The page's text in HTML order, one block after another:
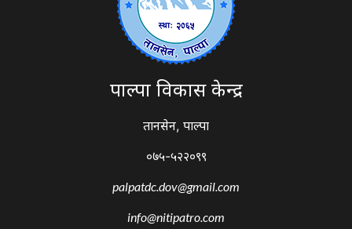
पाल्पा विकास केन्द्र
तानसेन, पाल्पा
०७५-५२२०९९
palpatdc.dov@gmail.com
info@nitipatro.com